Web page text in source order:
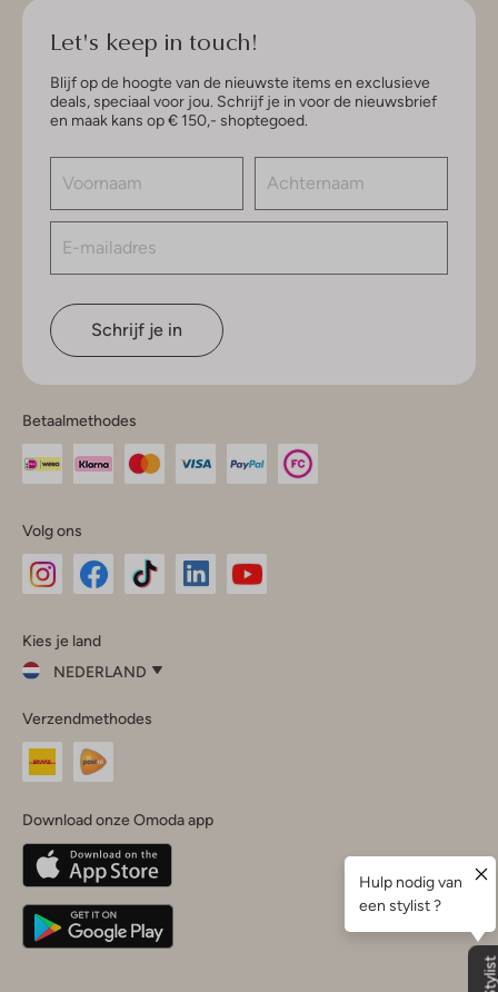
Let's keep in touch!
Blijf op de hoogte van de nieuwste items en exclusieve
deals, speciaal voor jou. Schrijf je in voor de nieuwsbrief
en maak kans op € 150,- shoptegoed.
Schrijf je in
Betaalmethodes
Volg ons
InstagramFacebook
Kies je land
NEDERLAND
je
land
Nederland
Belgique(Français)
Deutschland
Verzendmethodes
Download onze Omoda app